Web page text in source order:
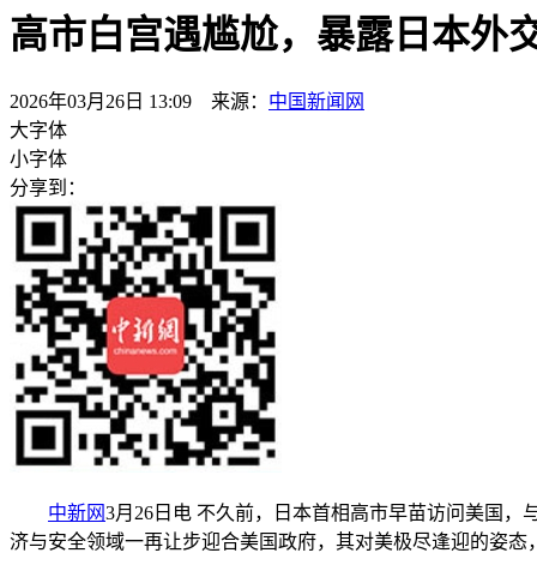
高市白宫遇尴尬，暴露日本外
2026年03月26日 13:09 来源： 中国新闻网
大字体
小字体
分享到：
中新网3月26日电 不久前，日本首相高市早苗访问美国
济与安全领域一再让步迎合美国政府，其对美极尽逢迎的姿